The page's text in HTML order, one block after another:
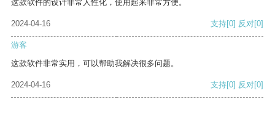
这款软件的设计非常人性化，使用起来非常方便。
2024-04-16 支持[0] 反对[0]
游客
这款软件非常实用，可以帮助我解决很多问题。
2024-04-16 支持[0] 反对[0]